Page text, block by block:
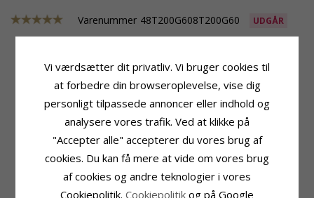
Varenummer 48T200G608T200G60 UDGÅR
Produktinformation
Form:Glatte
Herrering
14
Ædelmetal:
Overflade: Blank
Ringskinne
Bredde:
Tykkelse: 2,0 mm
Vægt:10,6 G
Leveringstid:Ca. 3 Uger
Produktinformation
Ringtype: Damering
Vi værdsætter dit privatliv. Vi bruger cookies til
at forbedre din browseroplevelse, vise dig
personligt tilpassede annoncer eller indhold og
analysere vores trafik. Ved at klikke på
"Accepter alle" accepterer du vores brug af
cookies. Du kan få mere at vide om vores brug
af cookies og andre teknologier i vores
Cookiepolitik. Cookiepolitik og på Google